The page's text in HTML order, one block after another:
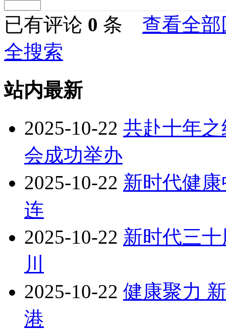
已有评论 0 条 查看全部
全搜索
站内最新
2025-10-22 共赴十年
会成功举办
2025-10-22 新时代健
连
2025-10-22 新时代三
川
2025-10-22 健康聚力
港